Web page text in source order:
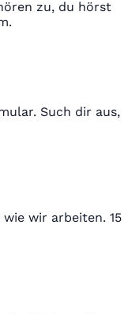
zu, du hörst
Such dir aus,
wir arbeiten. 15